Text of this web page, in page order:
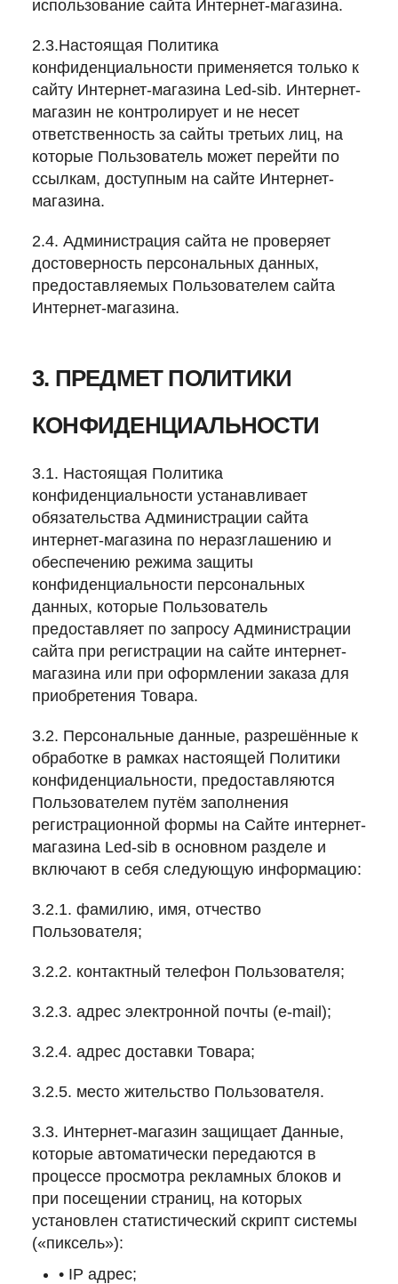
использование сайта Интернет-магазина.
2.3.Настоящая Политика
конфиденциальности применяется только к
сайту Интернет-магазина Led-sib. Интернет-
магазин не контролирует и не несет
ответственность за сайты третьих лиц, на
которые Пользователь может перейти по
ссылкам, доступным на сайте Интернет-
магазина.
2.4. Администрация сайта не проверяет
достоверность персональных данных,
предоставляемых Пользователем сайта
Интернет-магазина.
3. ПРЕДМЕТ ПОЛИТИКИ
КОНФИДЕНЦИАЛЬНОСТИ
3.1. Настоящая Политика
конфиденциальности устанавливает
обязательства Администрации сайта
интернет-магазина по неразглашению и
обеспечению режима защиты
конфиденциальности персональных
данных, которые Пользователь
предоставляет по запросу Администрации
сайта при регистрации на сайте интернет-
магазина или при оформлении заказа для
приобретения Товара.
3.2. Персональные данные, разрешённые к
обработке в рамках настоящей Политики
конфиденциальности, предоставляются
Пользователем путём заполнения
регистрационной формы на Сайте интернет-
магазина Led-sib в основном разделе и
включают в себя следующую информацию:
3.2.1. фамилию, имя, отчество
Пользователя;
3.2.2. контактный телефон Пользователя;
3.2.3. адрес электронной почты (e-mail);
3.2.4. адрес доставки Товара;
3.2.5. место жительство Пользователя.
3.3. Интернет-магазин защищает Данные,
которые автоматически передаются в
процессе просмотра рекламных блоков и
при посещении страниц, на которых
установлен статистический скрипт системы
(«пиксель»):
• IP адрес;